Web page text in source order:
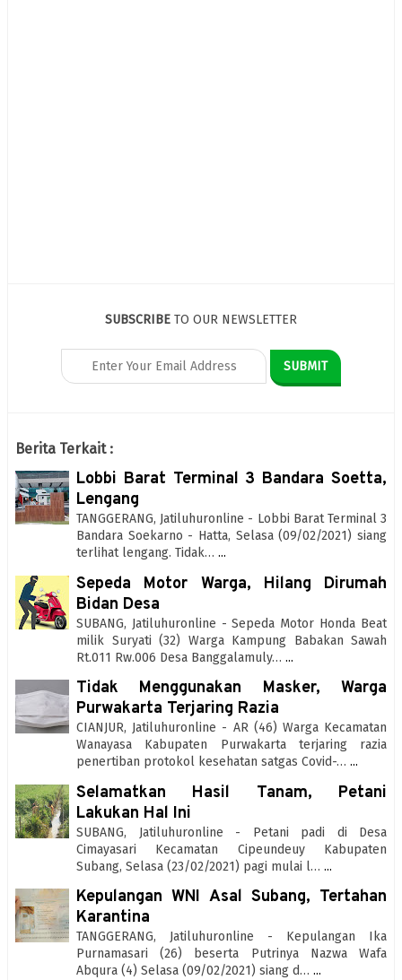
SUBSCRIBE TO OUR NEWSLETTER
Berita Terkait :
Lobbi Barat Terminal 3 Bandara Soetta,
Lengang
TANGGERANG, Jatiluhuronline - Lobbi Barat Terminal 3
Bandara Soekarno - Hatta, Selasa (09/02/2021) siang
terlihat lengang. Tidak… ...
Sepeda Motor Warga, Hilang Dirumah
Bidan Desa
SUBANG, Jatiluhuronline - Sepeda Motor Honda Beat
milik Suryati (32) Warga Kampung Babakan Sawah
Rt.011 Rw.006 Desa Banggalamuly… ...
Tidak Menggunakan Masker, Warga
Purwakarta Terjaring Razia
CIANJUR, Jatiluhuronline - AR (46) Warga Kecamatan
Wanayasa Kabupaten Purwakarta terjaring razia
penertiban protokol kesehatan satgas Covid-… ...
Selamatkan Hasil Tanam, Petani
Lakukan Hal Ini
SUBANG, Jatiluhuronline - Petani padi di Desa
Cimayasari Kecamatan Cipeundeuy Kabupaten
Subang, Selasa (23/02/2021) pagi mulai l… ...
Kepulangan WNI Asal Subang, Tertahan
Karantina
TANGGERANG, Jatiluhuronline - Kepulangan Ika
Purnamasari (26) beserta Putrinya Nazwa Wafa
Abqura (4) Selasa (09/02/2021) siang d… ...